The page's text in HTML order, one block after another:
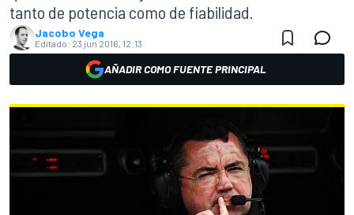
tanto de potencia como de fiabilidad.
Jacobo Vega
Editado: 23 jun 2016, 12:13
AÑADIR COMO FUENTE PRINCIPAL